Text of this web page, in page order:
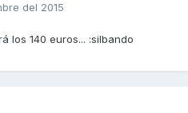
del 2015
los 140 euros... :silbando